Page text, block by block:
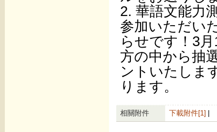
2. 華語文能力
参加いただい
らせです！3
方の中から抽
ントいたしま
ります。
相關附件 下載附件[1] |